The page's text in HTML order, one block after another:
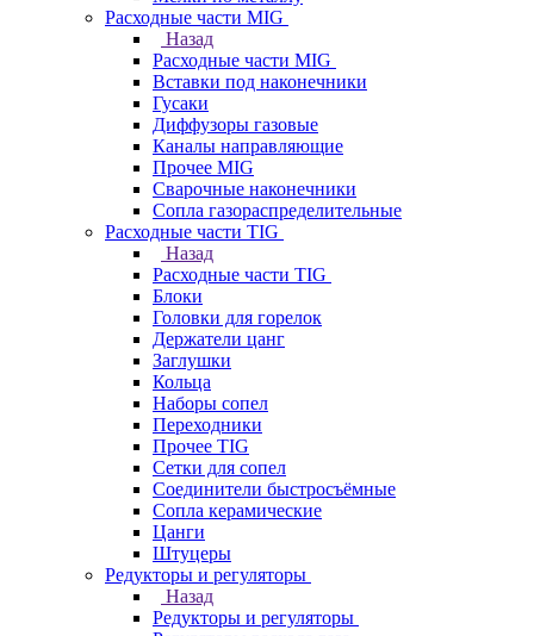
Расходные части MIG
Назад
Расходные части MIG
Вставки под наконечники
Гусаки
Диффузоры газовые
Каналы направляющие
Прочее MIG
Сварочные наконечники
Сопла газораспределительные
Расходные части TIG
Назад
Расходные части TIG
Блоки
Головки для горелок
Держатели цанг
Заглушки
Кольца
Наборы сопел
Переходники
Прочее TIG
Сетки для сопел
Соединители быстросъёмные
Сопла керамические
Цанги
Штуцеры
Редукторы и регуляторы
Назад
Редукторы и регуляторы